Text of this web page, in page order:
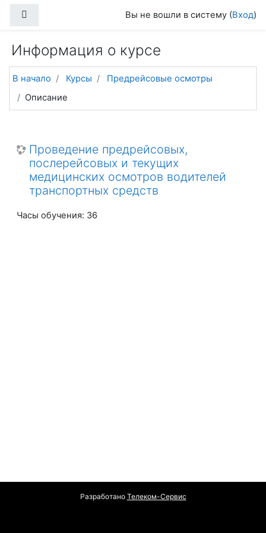
Вы не вошли в систему (Вход)
Информация о курсе
В начало Курсы
Предрейсовые осмотры
Описание
Проведение предрейсовых,
послерейсовых и текущих
медицинских осмотров водителей
транспортных средств
Часы обучения: 36
Разработано Телеком-Сервис